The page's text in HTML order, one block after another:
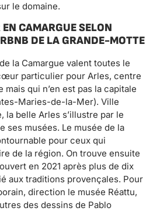
le domaine.
CAMARGUE SELON
DE LA GRANDE-MOTTE
la Camargue valent toutes le
particulier pour Arles, centre
mais qui n’en est pas la capitale
Maries-de-la-Mer). Ville
la belle Arles s’illustre par le
ses musées. Le musée de la
pour ceux qui
de la région. On trouve ensuite
en 2021 après plus de dix
aux traditions provençales. Pour
direction le musée Réattu,
des dessins de Pablo